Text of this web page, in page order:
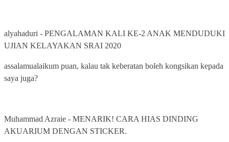
alyahaduri - PENGALAMAN KALI KE-2 ANAK MENDUDUKI
UJIAN KELAYAKAN SRAI 2020
assalamualaikum puan, kalau tak keberatan boleh kongsikan kepada
saya juga?
Muhammad Azraie - MENARIK! CARA HIAS DINDING
AKUARIUM DENGAN STICKER.